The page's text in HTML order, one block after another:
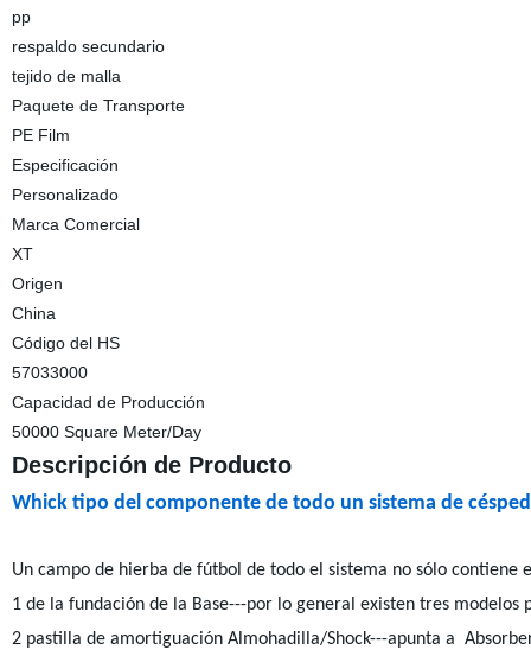
pp
respaldo secundario
tejido de malla
Paquete de Transporte
PE Film
Especificación
Personalizado
Marca Comercial
XT
Origen
China
Código del HS
57033000
Capacidad de Producción
50000 Square Meter/Day
Descripción de Producto
Whick tipo del componente de todo un sistema de
Un campo de hierba de fútbol de todo el sistema no sólo
1 de la fundación de la Base---por lo general existen tres
2 pastilla de amortiguación Almohadilla/Shock---apunta a